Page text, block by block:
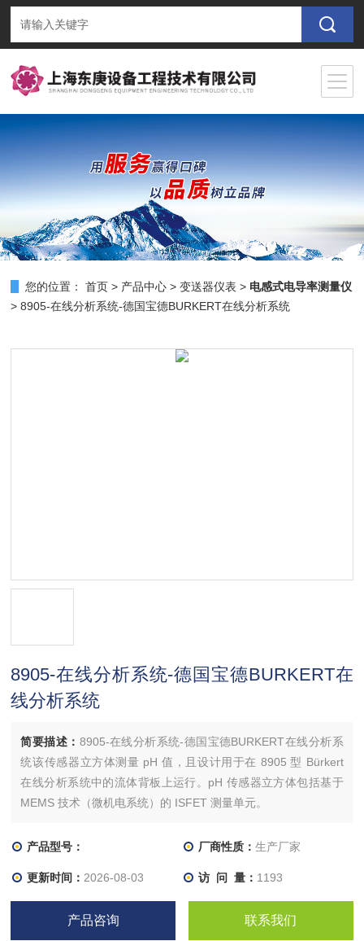
您的位置： 首页 > 产品中心 >变送器仪表 > 电感式电导率测量仪
> 8905-在线分析系统-德国宝德BURKERT在线分析系统
8905-在线分析系统-德国宝德BURKERT在
线分析系统
简要描述： 8905-在线分析系统-德国宝德BURKERT在线分析系
统该传感器立方体测量 pH 值，且设计用于在 8905 型 Bürkert
在线分析系统中的流体背板上运行。pH 传感器立方体包括基于
MEMS 技术（微机电系统）的 ISFET 测量单元。
产品型号： 厂商性质： 生产厂家
更新时间： 2026-08-03 访 问 量： 1193
产品咨询 联系我们